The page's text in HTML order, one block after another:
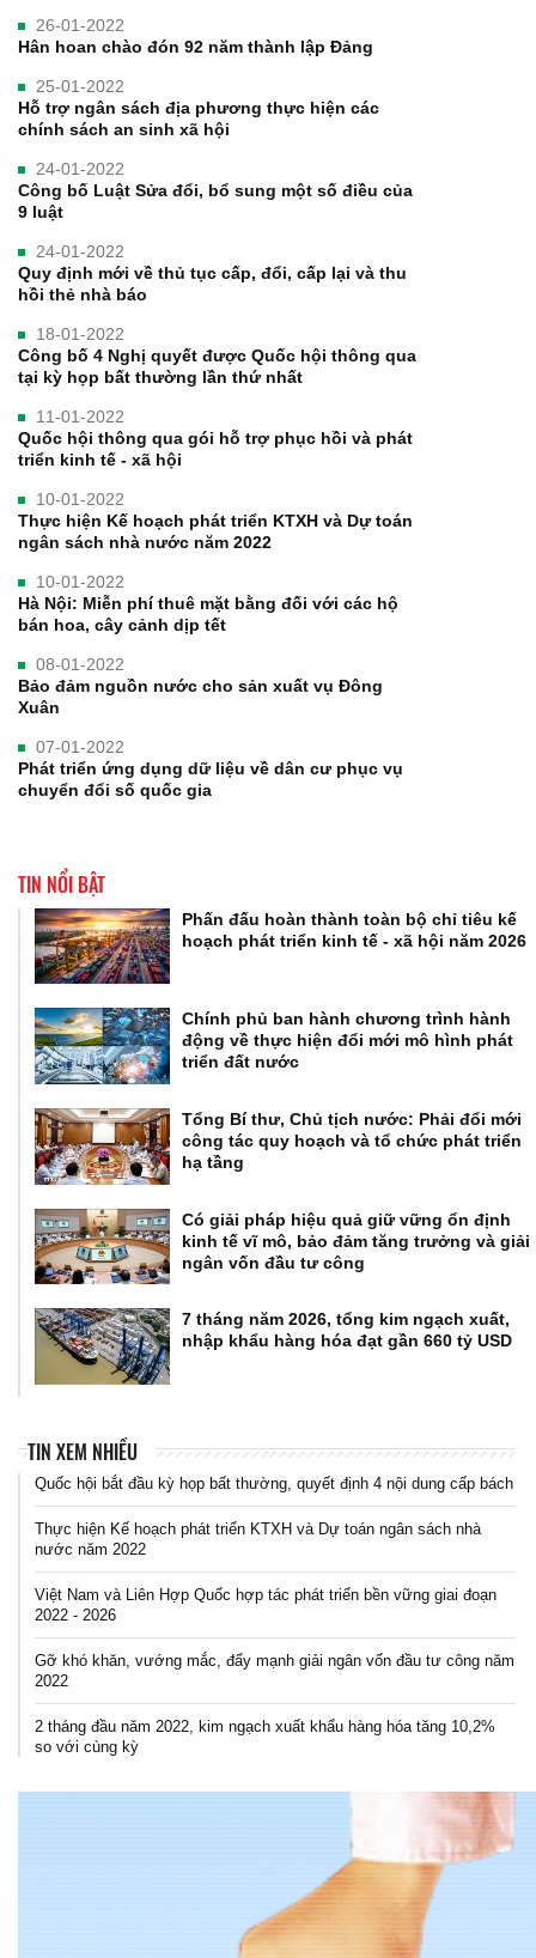
26-01-2022
Hân hoan chào đón 92 năm thành lập Đảng
25-01-2022
Hỗ trợ ngân sách địa phương thực hiện các
chính sách an sinh xã hội
24-01-2022
Công bố Luật Sửa đổi, bổ sung một số điều của
9 luật
24-01-2022
Quy định mới về thủ tục cấp, đổi, cấp lại và thu
hồi thẻ nhà báo
18-01-2022
Công bố 4 Nghị quyết được Quốc hội thông qua
tại kỳ họp bất thường lần thứ nhất
11-01-2022
Quốc hội thông qua gói hỗ trợ phục hồi và phát
triển kinh tế - xã hội
10-01-2022
Thực hiện Kế hoạch phát triển KTXH và Dự toán
ngân sách nhà nước năm 2022
10-01-2022
Hà Nội: Miễn phí thuê mặt bằng đối với các hộ
bán hoa, cây cảnh dịp tết
08-01-2022
Bảo đảm nguồn nước cho sản xuất vụ Đông
Xuân
07-01-2022
Phát triển ứng dụng dữ liệu về dân cư phục vụ
chuyển đổi số quốc gia
TIN NỔI BẬT
Phấn đấu hoàn thành toàn bộ chỉ tiêu kế
hoạch phát triển kinh tế - xã hội năm 2026
Chính phủ ban hành chương trình hành
động về thực hiện đổi mới mô hình phát
triển đất nước
Tổng Bí thư, Chủ tịch nước: Phải đổi mới
công tác quy hoạch và tổ chức phát triển
hạ tầng
Có giải pháp hiệu quả giữ vững ổn định
kinh tế vĩ mô, bảo đảm tăng trưởng và giải
ngân vốn đầu tư công
7 tháng năm 2026, tổng kim ngạch xuất,
nhập khẩu hàng hóa đạt gần 660 tỷ USD
TIN XEM NHIỀU
Quốc hội bắt đầu kỳ họp bất thường, quyết định 4 nội dung cấp bách
Thực hiện Kế hoạch phát triển KTXH và Dự toán ngân sách nhà
nước năm 2022
Việt Nam và Liên Hợp Quốc hợp tác phát triển bền vững giai đoạn
2022 - 2026
Gỡ khó khăn, vướng mắc, đẩy mạnh giải ngân vốn đầu tư công năm
2022
2 tháng đầu năm 2022, kim ngạch xuất khẩu hàng hóa tăng 10,2%
so với cùng kỳ